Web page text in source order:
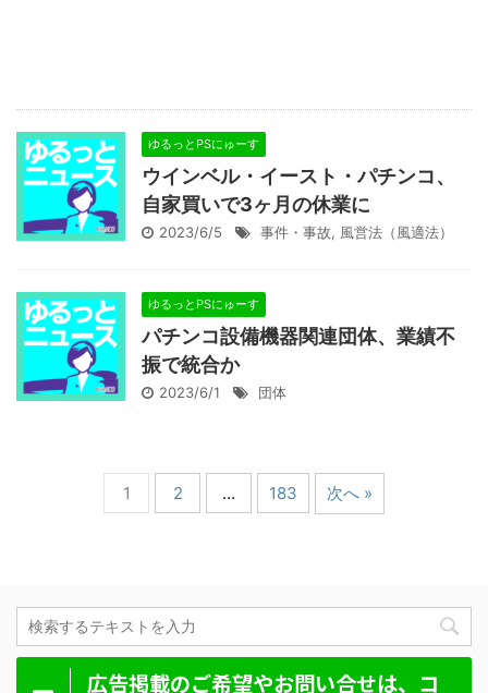
ゆるっとPSにゅーす
ウインベル・イースト・パチンコ、
自家買いで3ヶ月の休業に
2023/6/5 事件・事故, 風営法（風適法）
ゆるっとPSにゅーす
パチンコ設備機器関連団体、業績不
振で統合か
2023/6/1 団体
1 2 … 183 次へ »
広告掲載のご希望やお問い合せは、コ